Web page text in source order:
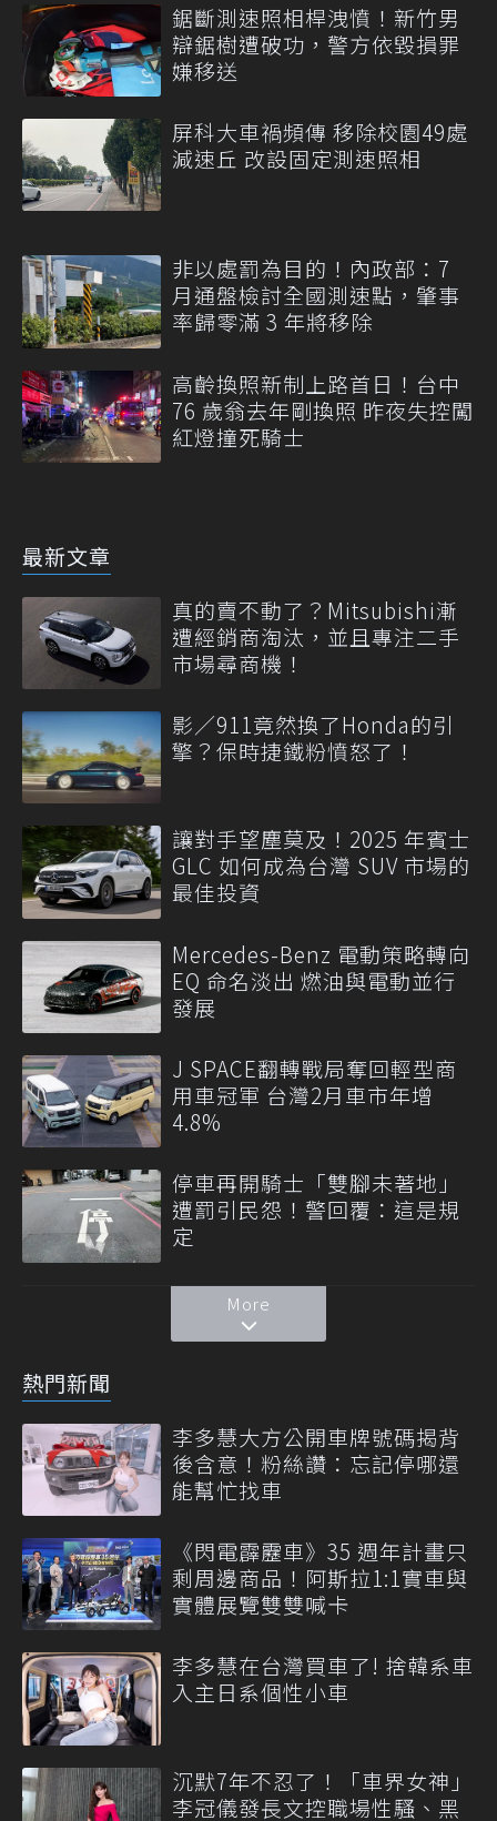
鋸斷測速照相桿洩憤！新竹男
辯鋸樹遭破功，警方依毀損罪
嫌移送
屏科大車禍頻傳 移除校園49處
減速丘 改設固定測速照相
非以處罰為目的！內政部：7
月通盤檢討全國測速點，肇事
率歸零滿 3 年將移除
高齡換照新制上路首日！台中
76 歲翁去年剛換照 昨夜失控闖
紅燈撞死騎士
最新文章
真的賣不動了？Mitsubishi漸
遭經銷商淘汰，並且專注二手
市場尋商機！
影／911竟然換了Honda的引
擎？保時捷鐵粉憤怒了！
讓對手望塵莫及！2025 年賓士
GLC 如何成為台灣 SUV 市場的
最佳投資
Mercedes-Benz 電動策略轉向
EQ 命名淡出 燃油與電動並行
發展
J SPACE翻轉戰局奪回輕型商
用車冠軍 台灣2月車市年增
4.8%
停車再開騎士「雙腳未著地」
遭罰引民怨！警回覆：這是規
定
More
熱門新聞
李多慧大方公開車牌號碼揭背
後含意！粉絲讚：忘記停哪還
能幫忙找車
《閃電霹靂車》35 週年計畫只
剩周邊商品！阿斯拉1:1實車與
實體展覽雙雙喊卡
李多慧在台灣買車了! 捨韓系車
入主日系個性小車
沉默7年不忍了！「車界女神」
李冠儀發長文控職場性騷、黑